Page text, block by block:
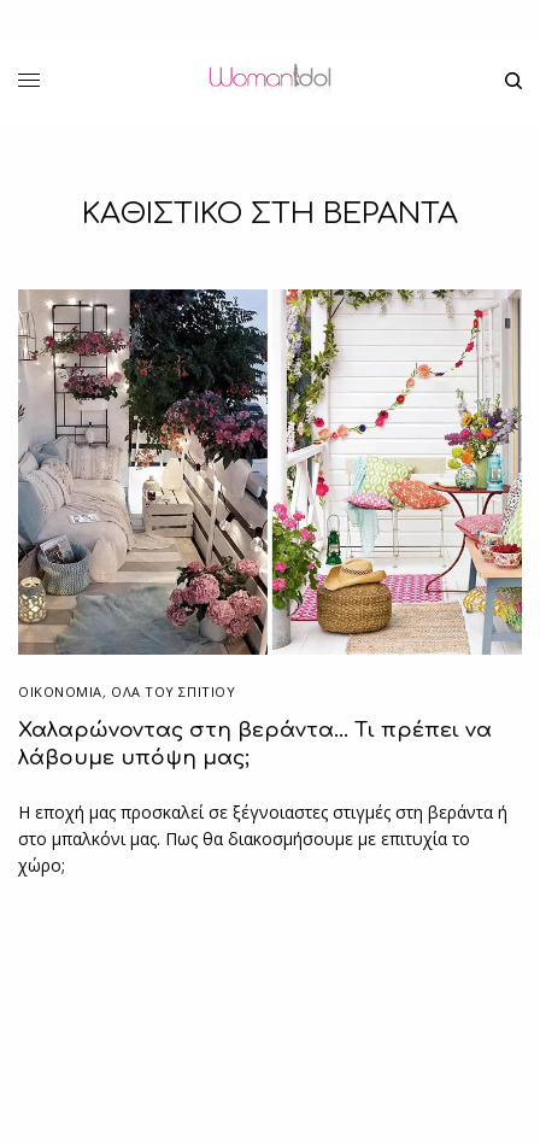
ΚΑΘΙΣΤΙΚΟ ΣΤΗ ΒΕΡΑΝΤΑ
ΟΙΚΟΝΟΜΙΑ, ΌΛΑ ΤΟΥ ΣΠΙΤΙΟΥ
Χαλαρώνοντας στη βεράντα… Τι πρέπει να
λάβουμε υπόψη μας;
Η εποχή μας προσκαλεί σε ξέγνοιαστες στιγμές στη βεράντα ή
στο μπαλκόνι μας. Πως θα διακοσμήσουμε με επιτυχία το
χώρο;